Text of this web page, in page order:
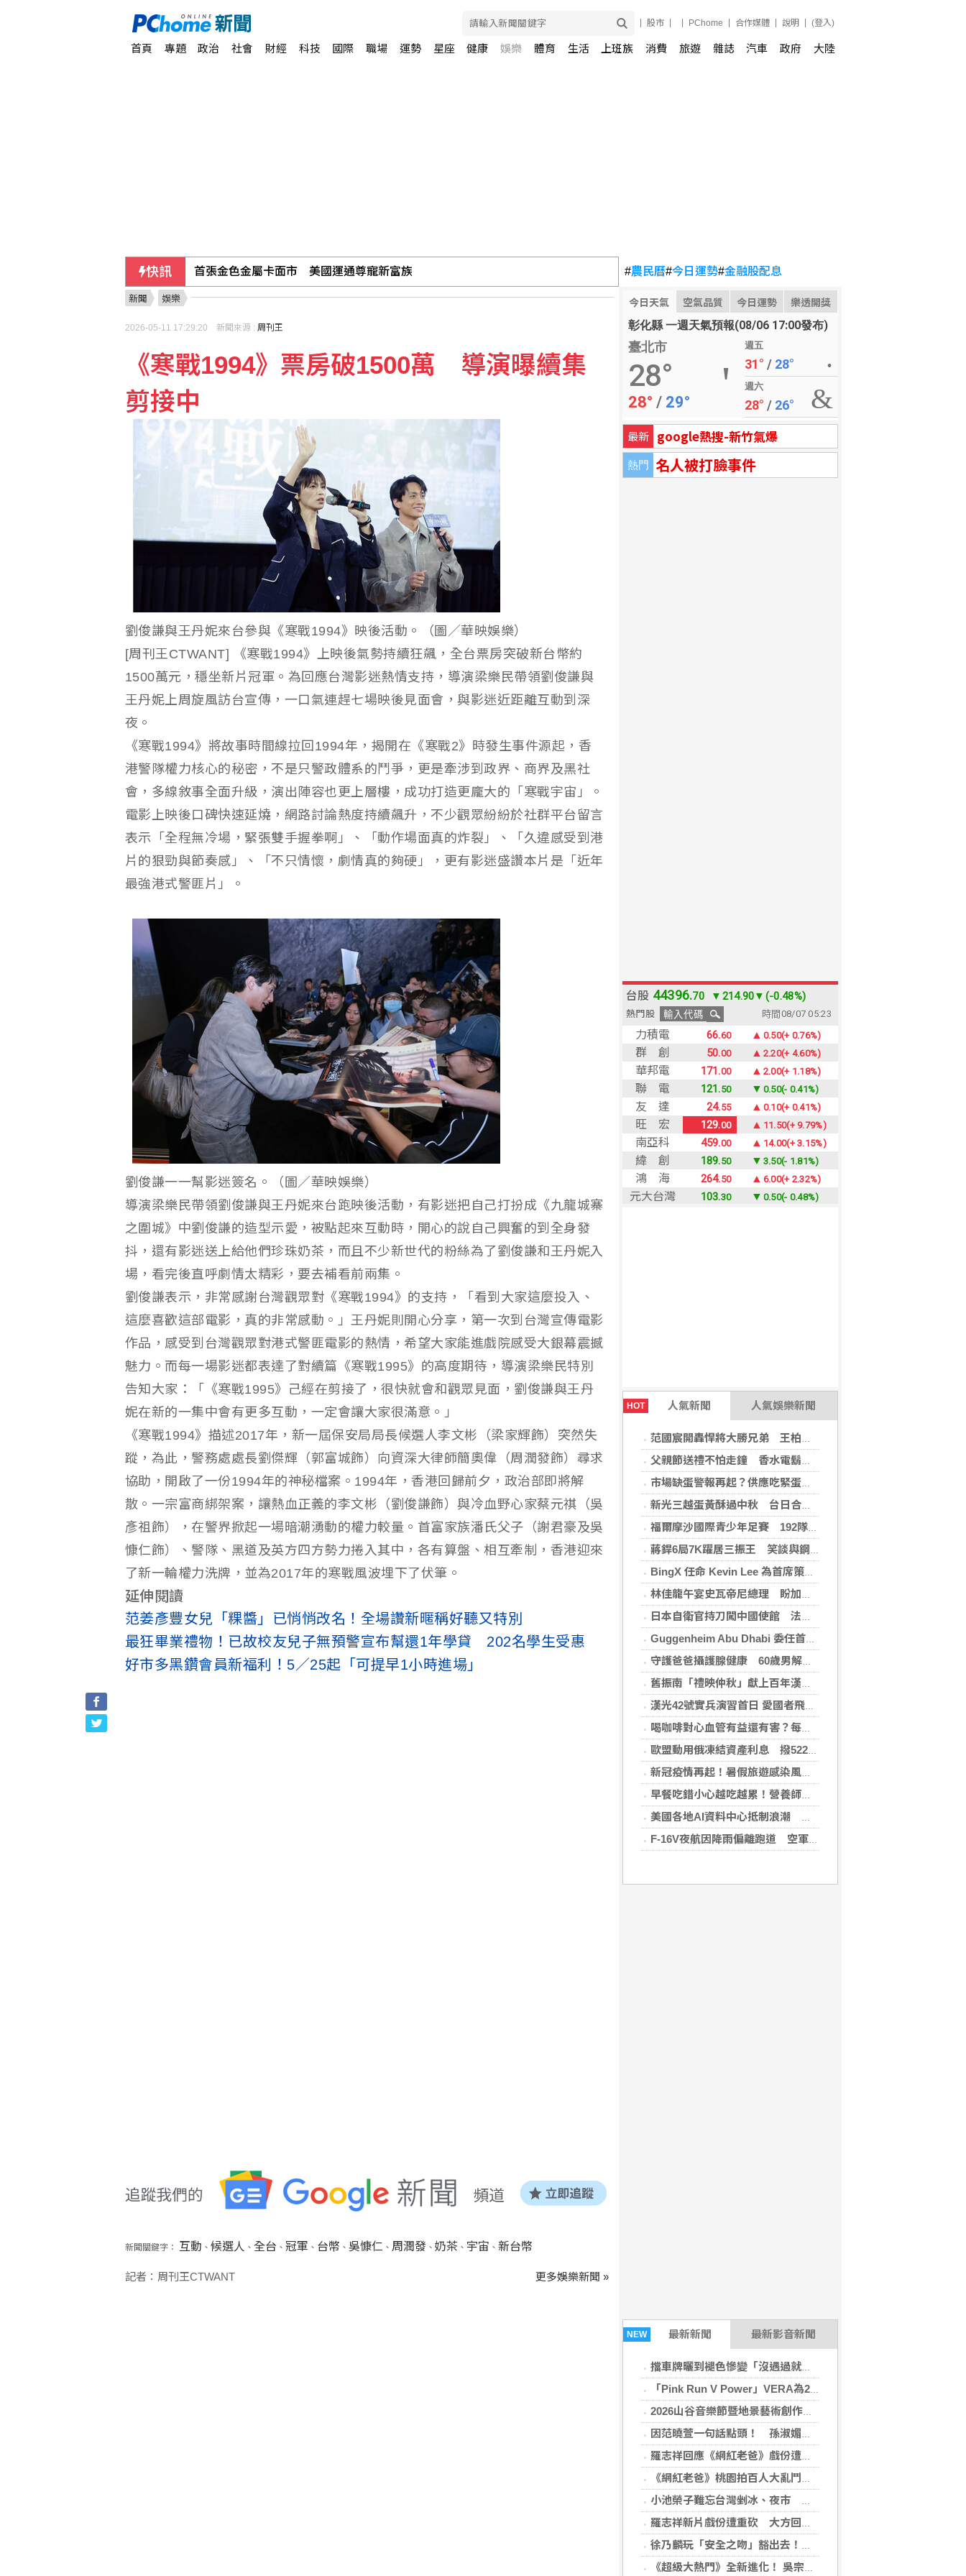
股市 PChome 合作媒體 說明 (登入)
首頁 專題 政治 社會 財經 科技 國際 職場 運勢 星座 健康 娛樂 體育 生活 上班族 消費 旅遊 雜誌 汽車 政府 大陸
快訊 首張金色金屬卡面市 美國運通尊寵新富族
新鮮人辦數位帳戶轉大人 拿行李箱拖輪包新戶禮
央行穩匯影響外匯存底 7月又降破6000億美元
#農民曆#今日運勢#金融股配息
今日天氣 空氣品質 今日運勢 樂透開獎
彰化縣 一週天氣預報(08/06 17:00發布)
臺北市
28°
28° / 29°
週五
31° / 28°
週六
28° / 26°
最新 google熱搜-新竹氣爆
熱門 名人被打臉事件
HOT 人氣新聞 人氣娛樂新聞
范國宸開轟悍將大勝兄弟 王柏融再見安雄鷹擒猿
父親節送禮不怕走鐘 香水電鬍刀千年不敗
市場缺蛋警報再起？供應吃緊蛋價蠢蠢欲動
新光三越蛋黃酥過中秋 台日合作開發話題新品
福爾摩沙國際青少年足賽 192隊參賽規模創新高
蔣銲6局7K躍居三振王 笑談與鋼龍良性競爭
BingX 任命 Kevin Lee 為首席策略長，加速推進多資產、以用戶為核心的發展願景
林佳龍午宴史瓦帝尼總理 盼加強各領域雙邊合作
日本自衛官持刀闖中國使館 法庭上稱促中國改變外交
Guggenheim Abu Dhabi 委任首任館長
守護爸爸攝護腺健康 60歲男解尿異常 靠PHI檢測及早揪出攝護腺癌
舊振南「禮映仲秋」獻上百年漢餅心意 百日紅豆入餡經典蛋黃酥、噶瑪蘭聯名月餅、獨特人氣款必嚐
漢光42號實兵演習首日 愛國者飛彈車高雄罕見現蹤
喝咖啡對心血管有益還有害？每日可以喝幾杯咖啡？美心臟協會一次解答
歐盟動用俄凍結資產利息 撥522億元援助烏克蘭
新冠疫情再起！暑假旅遊感染風險增 專家教你這樣做好防護
早餐吃錯小心越吃越累！營養師點名3大NG組合：根本「台式安眠藥」
美國各地AI資料中心抵制浪潮 川普指控北京煽動
F-16V夜航因降雨偏離跑道 空軍：人員安全飛機輕損
NEW 最新新聞 最新影音新聞
擋車牌曬到褪色慘變「沒遇過就好了」！崔始源親朝聖崩潰喊：記得常換照片
「Pink Run V Power」VERA為2026裙襬澎澎RUN拍攝一系列主題宣傳影片 So-net 邀VERA寫下暖心祝福運勢籤
2026山谷音樂節暨地景藝術創作《rmdax破曉》 花蓮銅門11月登場
因范曉萱一句話點頭！ 孫淑媚出道31年認真學生上身備戰
羅志祥回應《網紅老爸》戲份遭刪喊：「有存在感就好」 公開流量密技
《網紅老爸》桃園拍百人大亂鬥逼真到快缺氧！阿Ben撞傷流血送醫仍回片場 王識賢曝搏命拍攝過程
小池榮子難忘台灣剉冰、夜市 笑喊：一直在吃
羅志祥新片戲份遭重砍 大方回應：有存在感就好
徐乃麟玩「安全之吻」豁出去！抱頭狂親曾國城 他崩潰喊沒氣了
《超級大熱門》全新進化！ 吳宗憲、Lulu、陳漢典鐵三角再合體 週末綜藝大戰開打
新聞 娛樂
2026-05-11 17:29:20 新聞來源 : 周刊王
《寒戰1994》票房破1500萬 導演曝續集
剪接中
劉俊謙與王丹妮來台參與《寒戰1994》映後活動。（圖／華映娛樂）
[周刊王CTWANT] 《寒戰1994》上映後氣勢持續狂飆，全台票房突破新台幣約
1500萬元，穩坐新片冠軍。為回應台灣影迷熱情支持，導演梁樂民帶領劉俊謙與
王丹妮上周旋風訪台宣傳，一口氣連趕七場映後見面會，與影迷近距離互動到深
夜。
《寒戰1994》將故事時間線拉回1994年，揭開在《寒戰2》時發生事件源起，香
港警隊權力核心的秘密，不是只警政體系的鬥爭，更是牽涉到政界、商界及黑社
會，多線敘事全面升級，演出陣容也更上層樓，成功打造更龐大的「寒戰宇宙」。
電影上映後口碑快速延燒，網路討論熱度持續飆升，不少觀眾紛紛於社群平台留言
表示「全程無冷場，緊張雙手握拳啊」、「動作場面真的炸裂」、「久違感受到港
片的狠勁與節奏感」、「不只情懷，劇情真的夠硬」，更有影迷盛讚本片是「近年
最強港式警匪片」。
劉俊謙一一幫影迷簽名。（圖／華映娛樂）
導演梁樂民帶領劉俊謙與王丹妮來台跑映後活動，有影迷把自己打扮成《九龍城寨
之圍城》中劉俊謙的造型示愛，被點起來互動時，開心的說自己興奮的到全身發
抖，還有影迷送上給他們珍珠奶茶，而且不少新世代的粉絲為了劉俊謙和王丹妮入
場，看完後直呼劇情太精彩，要去補看前兩集。
劉俊謙表示，非常感謝台灣觀眾對《寒戰1994》的支持，「看到大家這麼投入、
這麼喜歡這部電影，真的非常感動。」王丹妮則開心分享，第一次到台灣宣傳電影
作品，感受到台灣觀眾對港式警匪電影的熱情，希望大家能進戲院感受大銀幕震撼
魅力。而每一場影迷都表達了對續篇《寒戰1995》的高度期待，導演梁樂民特別
告知大家：「《寒戰1995》己經在剪接了，很快就會和觀眾見面，劉俊謙與王丹
妮在新的一集中會有更多互動，一定會讓大家很滿意。」
《寒戰1994》描述2017年，新一屆保安局局長候選人李文彬（梁家輝飾）突然失
蹤，為此，警務處處長劉傑輝（郭富城飾）向資深大律師簡奧偉（周潤發飾）尋求
協助，開啟了一份1994年的神秘檔案。1994年，香港回歸前夕，政治部即將解
散。一宗富商綁架案，讓熱血正義的李文彬（劉俊謙飾）與冷血野心家蔡元祺（吳
彥祖飾），在警界掀起一場暗潮湧動的權力較量。首富家族潘氏父子（謝君豪及吳
慷仁飾）、警隊、黑道及英方四方勢力捲入其中，各有算盤、相互牽制，香港迎來
了新一輪權力洗牌，並為2017年的寒戰風波埋下了伏筆。
延伸閱讀
范姜彥豐女兒「粿醬」已悄悄改名！全場讚新暱稱好聽又特別
最狂畢業禮物！已故校友兒子無預警宣布幫還1年學貸 202名學生受惠
好市多黑鑽會員新福利！5／25起「可提早1小時進場」
新聞關鍵字： 互動 、 候選人 、 全台 、 冠軍 、 台幣 、 吳慷仁 、 周潤發、 奶茶、 宇宙 、 新台幣
記者：周刊王CTWANT 更多娛樂新聞 »